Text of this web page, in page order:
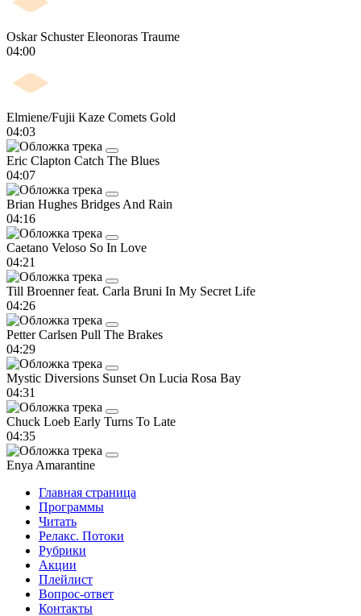
Oskar SchusterEleonoras Traume
04:00
Elmiene/Fujii Kaze Comets Gold
04:03
Eric Clapton Catch The Blues
04:07
Brian Hughes Bridges And Rain
04:16
Caetano Veloso So In Love
04:21
Till Broenner feat. Carla Bruni In My Secret Life
04:26
Petter Carlsen Pull The Brakes
04:29
Mystic Diversions Sunset On Lucia Rosa Bay
04:31
Chuck Loeb Early Turns To Late
04:35
Enya Amarantine
Главная страница
Программы
Читать
Релакс. Потоки
Рубрики
Акции
Плейлист
Вопрос-ответ
Контакты